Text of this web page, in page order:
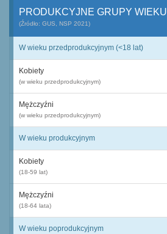
PRODUKCYJNE GRUPY WIEKU
(Źródło: GUS, NSP 2021)
W wieku przedprodukcyjnym (<18 lat)
Kobiety
(w wieku przedprodukcyjnym)
Mężczyźni
(w wieku przedprodukcyjnym)
W wieku produkcyjnym
Kobiety
(18-59 lat)
Mężczyźni
(18-64 lata)
W wieku poprodukcyjnym